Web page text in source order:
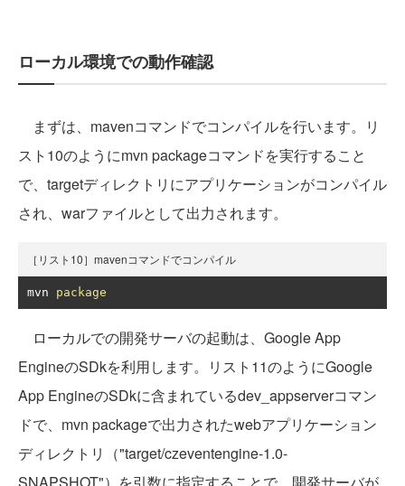
ローカル環境での動作確認
まずは、mavenコマンドでコンパイルを行います。リ
スト10のようにmvn packageコマンドを実行すること
で、targetディレクトリにアプリケーションがコンパイル
され、warファイルとして出力されます。
［リスト10］mavenコマンドでコンパイル
mvn package
ローカルでの開発サーバの起動は、Google App
EngineのSDkを利用します。リスト11のようにGoogle
App EngineのSDkに含まれているdev_appserverコマン
ドで、mvn packageで出力されたwebアプリケーション
ディレクトリ（"target/czeventengine-1.0-